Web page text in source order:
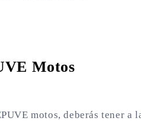
Motos
motos, deberás tener a